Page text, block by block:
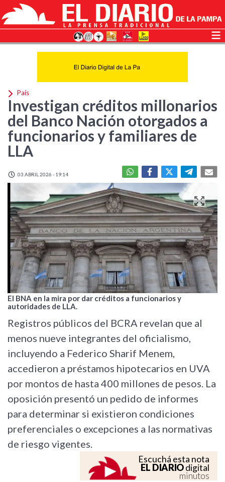
País
Investigan créditos millonarios
del Banco Nación otorgados a
funcionarios y familiares de
LLA
03 ABRIL 2026 - 19:14
El BNA en la mira por dar créditos a funcionarios y
autoridades de LLA.
Registros públicos del BCRA revelan que al
menos nueve integrantes del oficialismo,
incluyendo a Federico Sharif Menem,
accedieron a préstamos hipotecarios en UVA
por montos de hasta 400 millones de pesos. La
oposición presentó un pedido de informes
para determinar si existieron condiciones
preferenciales o excepciones a las normativas
de riesgo vigentes.
Escuchá esta nota
EL DIARIOdigital
minutos